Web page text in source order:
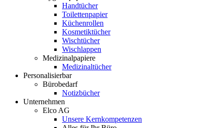
Handtücher
Toilettenpapier
Küchenrollen
Kosmetiktücher
Wischtücher
Wischlappen
Medizinalpapiere
Medizinaltücher
Personalisierbar
Bürobedarf
Notizbücher
Unternehmen
Elco AG
Unsere Kernkompetenzen